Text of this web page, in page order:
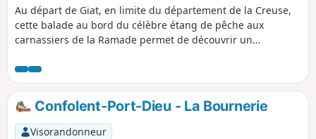
Au départ de Giat, en limite du département de la Creuse,
cette balade au bord du célèbre étang de pêche aux
carnassiers de la Ramade permet de découvrir un
Combrailles : forêts, bocages, etc. Balisage Vert
Confolent-Port-Dieu - La Bournerie
Visorandonneur